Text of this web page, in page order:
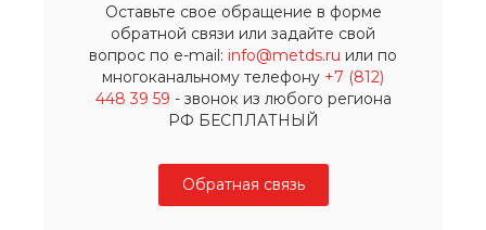
Оставьте свое обращение в форме
обратной связи или задайте свой
вопрос по e-mail: info@metds.ru или по
многоканальному телефону +7 (812)
448 39 59 - звонок из любого региона
РФ БЕСПЛАТНЫЙ
Обратная связь